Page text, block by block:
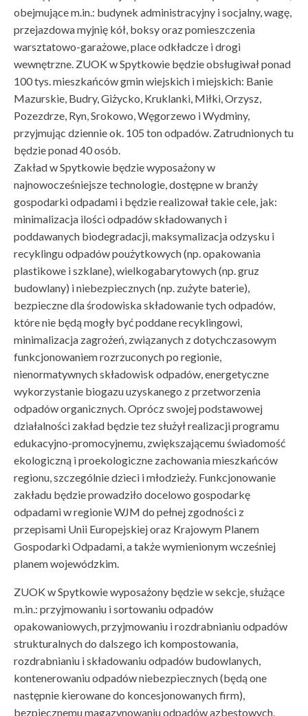
obejmujące m.in.: budynek administracyjny i socjalny, wagę,
przejazdowa myjnię kół, boksy oraz pomieszczenia
warsztatowo-garażowe, place odkładcze i drogi
wewnętrzne. ZUOK w Spytkowie będzie obsługiwał ponad
100 tys. mieszkańców gmin wiejskich i miejskich: Banie
Mazurskie, Budry, Giżycko, Kruklanki, Miłki, Orzysz,
Pozezdrze, Ryn, Srokowo, Węgorzewo i Wydminy,
przyjmując dziennie ok. 105 ton odpadów. Zatrudnionych tu
będzie ponad 40 osób.
Zakład w Spytkowie będzie wyposażony w
najnowocześniejsze technologie, dostępne w branży
gospodarki odpadami i będzie realizował takie cele, jak:
minimalizacja ilości odpadów składowanych i
poddawanych biodegradacji, maksymalizacja odzysku i
recyklingu odpadów poużytkowych (np. opakowania
plastikowe i szklane), wielkogabarytowych (np. gruz
budowlany) i niebezpiecznych (np. zużyte baterie),
bezpieczne dla środowiska składowanie tych odpadów,
które nie będą mogły być poddane recyklingowi,
minimalizacja zagrożeń, związanych z dotychczasowym
funkcjonowaniem rozrzuconych po regionie,
nienormatywnych składowisk odpadów, energetyczne
wykorzystanie biogazu uzyskanego z przetworzenia
odpadów organicznych. Oprócz swojej podstawowej
działalności zakład będzie tez służył realizacji programu
edukacyjno-promocyjnemu, zwiększającemu świadomość
ekologiczną i proekologiczne zachowania mieszkańców
regionu, szczególnie dzieci i młodzieży. Funkcjonowanie
zakładu będzie prowadziło docelowo gospodarkę
odpadami w regionie WJM do pełnej zgodności z
przepisami Unii Europejskiej oraz Krajowym Planem
Gospodarki Odpadami, a także wymienionym wcześniej
planem wojewódzkim.
ZUOK w Spytkowie wyposażony będzie w sekcje, służące
m.in.: przyjmowaniu i sortowaniu odpadów
opakowaniowych, przyjmowaniu i rozdrabnianiu odpadów
strukturalnych do dalszego ich kompostowania,
rozdrabnianiu i składowaniu odpadów budowlanych,
kontenerowaniu odpadów niebezpiecznych (będą one
następnie kierowane do koncesjonowanych firm),
bezpiecznemu magazynowaniu odpadów azbestowych,